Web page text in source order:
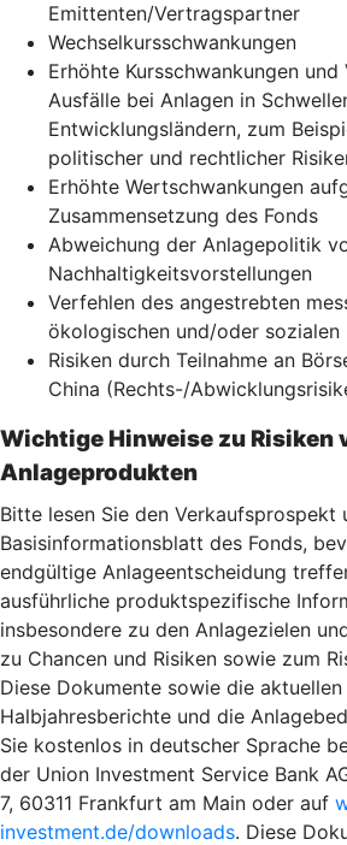
Emittenten/Vertragspartner
Wechselkursschwankungen
Erhöhte Kursschwankungen und
Ausfälle bei Anlagen in
Entwicklungsländern, zum
politischer und rechtlicher
Erhöhte Wertschwankungen
Zusammensetzung des Fonds
Abweichung der Anlagepolitik
Nachhaltigkeitsvorstellungen
Verfehlen des angestrebten
ökologischen und/oder sozialen
Risiken durch Teilnahme an
China (Rechts-/
Wichtige Hinweise zu Risiken
Anlageprodukten
Bitte lesen Sie den Verkaufsprospekt
Basisinformationsblatt des Fonds,
endgültige Anlageentscheidung
ausführliche produktspezifische
insbesondere zu den Anlagezielen
zu Chancen und Risiken sowie zum
Diese Dokumente sowie die
Halbjahresberichte und die
Sie kostenlos in deutscher Sprache
der Union Investment Service Bank
7, 60311 Frankfurt am Main oder auf
investment.de/downloads. Diese